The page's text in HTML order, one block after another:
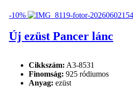
Árszűrő
Aczél 3 Kft.(22)
-10%
Új ezüst Pancer lánc
Cikkszám: A3-8531
Finomság: 925 ródiumos
Anyag: ezüst